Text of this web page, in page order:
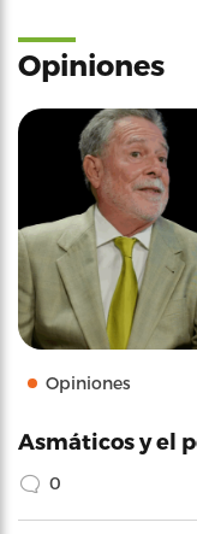
Opiniones
Opiniones
Asmáticos y el
0